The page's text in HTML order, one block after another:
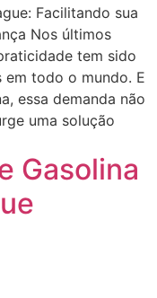
Facilitando sua
Nos últimos
tem sido
em todo o mundo. E
essa demanda não
uma solução
Gasolina